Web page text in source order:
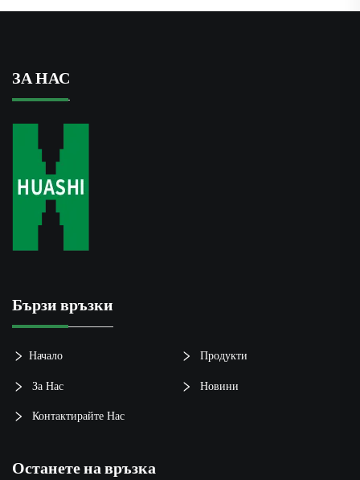
ЗА НАС
Бързи връзки
Начало Продукти
За Нас Новини
Контактирайте Нас
Останете на връзка